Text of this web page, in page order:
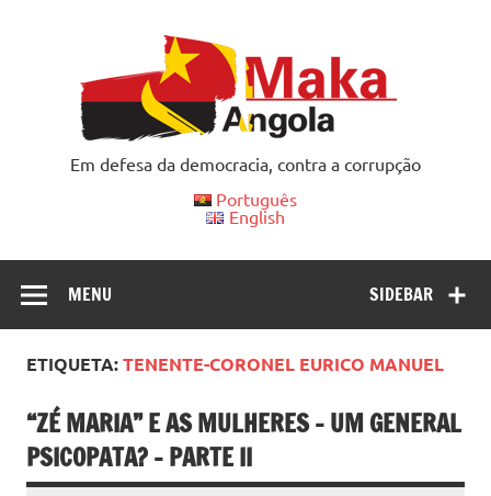
Em defesa da democracia, contra a corrupção
Português
English
SIDEBAR
MENU
ETIQUETA:TENENTE-CORONEL EURICO MANUEL
“ZÉ MARIA” E AS MULHERES – UM GENERAL
PSICOPATA? – PARTE II